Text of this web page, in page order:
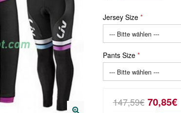
Jersey Size
Pants Size
147,59€ 70,85€